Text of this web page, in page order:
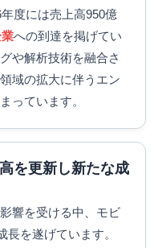
度には売上高950億
への到達を掲げてい
や解析技術を融合さ
域の拡大に伴うエン
っています。
を更新し新たな成
響を受ける中、モビ
長を遂げています。